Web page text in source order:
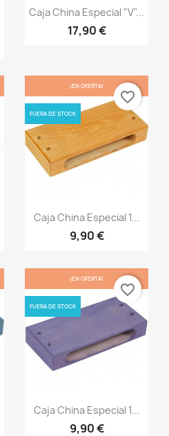
Vista rápida
Caja China Especial "V"...
17,90 €
Vista rápida
Caja China Especial 1...
9,90 €
¡EN OFERTA!
FUERA DE STOCK
favorite_border
Vista rápida
Caja China Especial 1...
9,90 €
¡EN OFERTA!
FUERA DE STOCK
favorite_border